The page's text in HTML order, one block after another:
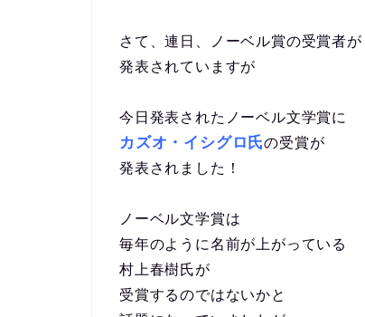
さて、連日、ノーベル賞の受賞者が
発表されていますが
今日発表されたノーベル文学賞に
カズオ・イシグロ氏の受賞が
発表されました！
ノーベル文学賞は
毎年のように名前が上がっている
村上春樹氏が
受賞するのではないかと